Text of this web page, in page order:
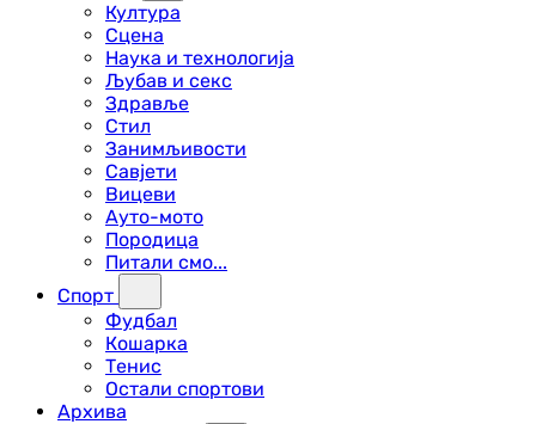
Култура
Сцена
Наука и технологија
Љубав и секс
Здравље
Стил
Занимљивости
Савјети
Вицеви
Ауто-мото
Породица
Питали смо...
Спорт
Фудбал
Кошарка
Тенис
Остали спортови
Архива